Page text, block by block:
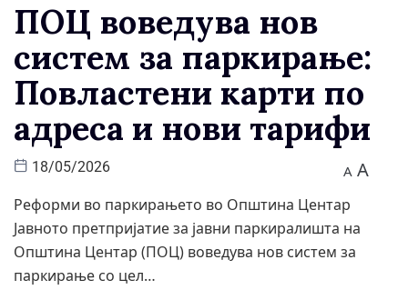
ПОЦ воведува нов
систем за паркирање:
Повластени карти по
адреса и нови тарифи
18/05/2026 A A
Реформи во паркирањето во Општина Центар
Јавното претпријатие за јавни паркиралишта на
Општина Центар (ПОЦ) воведува нов систем за
паркирање со цел…